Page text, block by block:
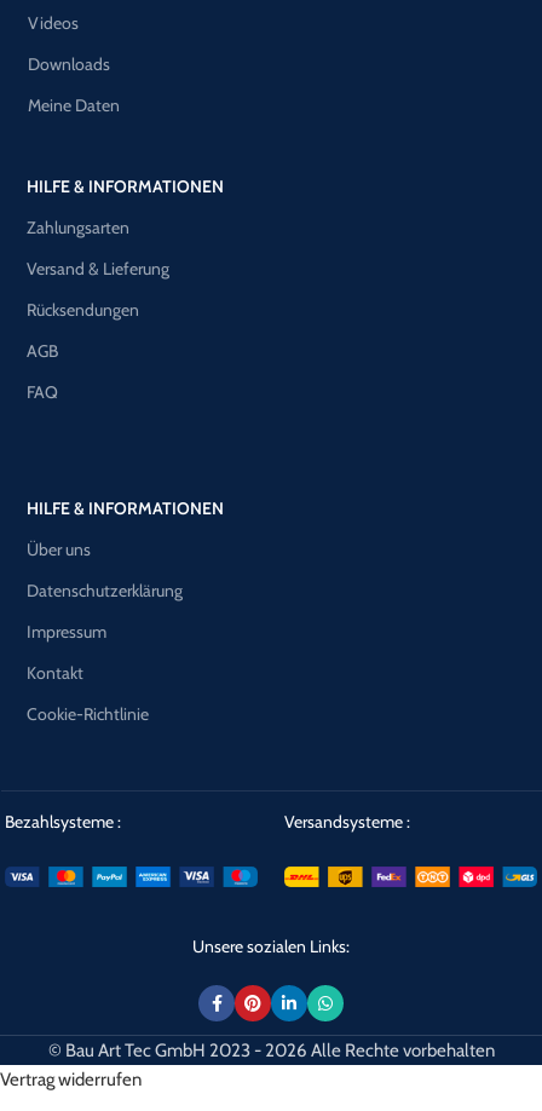
Videos
Downloads
Meine Daten
HILFE & INFORMATIONEN
Zahlungsarten
Versand & Lieferung
Rücksendungen
AGB
FAQ
HILFE & INFORMATIONEN
Über uns
Datenschutzerklärung
Impressum
Kontakt
Cookie-Richtlinie
Bezahlsysteme : Versandsysteme :
Unsere sozialen Links:
© Bau Art Tec GmbH 2023 - 2026 Alle Rechte vorbehalten
Vertrag widerrufen